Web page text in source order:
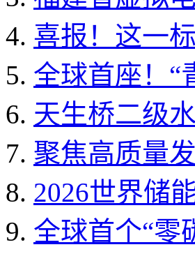
喜报！这一
全球首座！“
天生桥二级
聚焦高质量
2026世界储
全球首个“零